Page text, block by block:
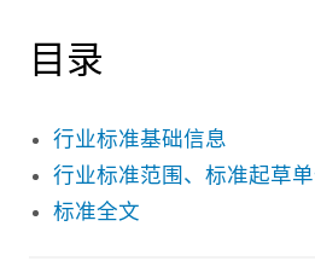
目录
行业标准基础信息
行业标准范围、标准起草
标准全文